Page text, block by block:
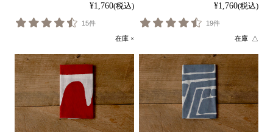
¥1,760(税込)
15件
在庫 ×
¥1,760(税込)
19件
在庫 △